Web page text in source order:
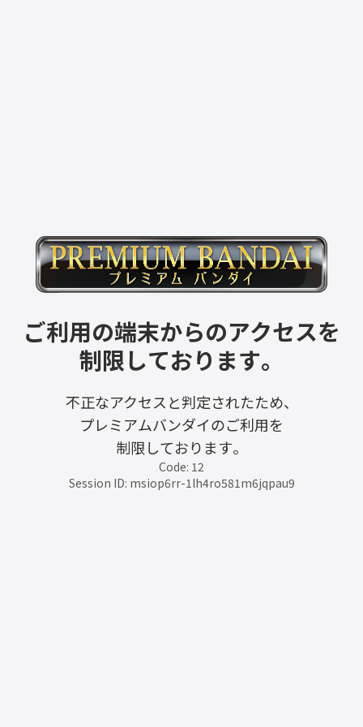
ご利用の端末からのアクセスを
制限しております。
不正なアクセスと判定されたため、
プレミアムバンダイのご利用を
制限しております。
Code: 12
Session ID: msiop6rr-1lh4ro581m6jqpau9